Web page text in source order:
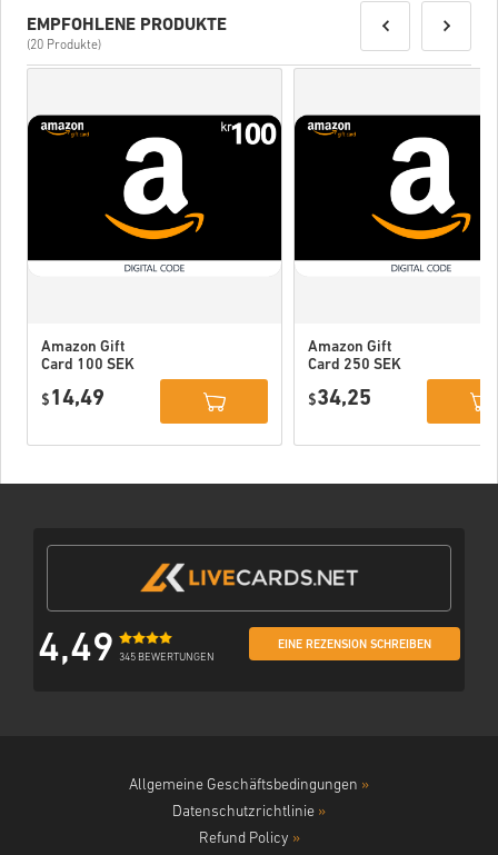
EMPFOHLENE PRODUKTE
(20 Produkte)
Amazon Gift
Card 100 SEK
$ 14,49
Amazon Gift
Card 250 SEK
$34,25
4,49 345 BEWERTUNGEN
EINE REZENSION SCHREIBEN
Allgemeine Geschäftsbedingungen »
Datenschutzrichtlinie »
Refund Policy »